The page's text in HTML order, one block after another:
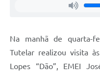
Na manhã de quarta-
Tutelar realizou visita
Lopes “Dão”, EMEI